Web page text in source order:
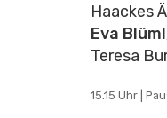
Haackes
Eva
Teresa
15.15 Uhr |